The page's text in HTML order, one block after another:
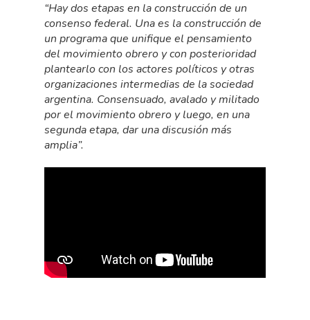
“Hay dos etapas en la construcción de un
consenso federal. Una es la construcción de
un programa que unifique el pensamiento
del movimiento obrero y con posterioridad
plantearlo con los actores políticos y otras
organizaciones intermedias de la sociedad
argentina. Consensuado, avalado y militado
por el movimiento obrero y luego, en una
segunda etapa, dar una discusión más
amplia”.